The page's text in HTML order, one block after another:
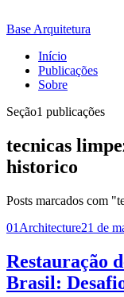
Base Arquitetura
Início
Publicações
Sobre
Seção1 publicações
tecnicas
historico
Posts marcados com
01 Architecture21 de
Restauração
Brasil: